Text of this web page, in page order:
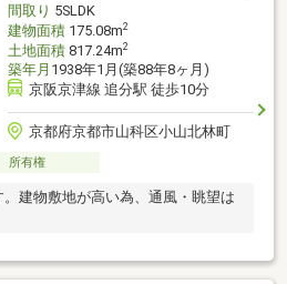
間取り 5SLDK
建物面積175.08m2
土地面積817.24m2
築年月 1938年1月(築88年8ヶ月)
京阪京津線 追分駅 徒歩10分
京都府京都市山科区小山北林町
所有権
建物敷地が高い為、通風・眺望は